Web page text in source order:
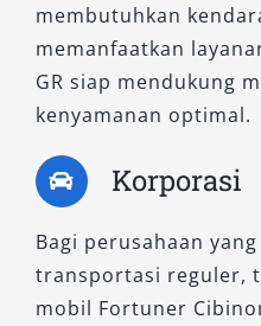
membutuhkan
memanfaatkan
GR siap mendukung
kenyamanan optimal.
Korporasi
Bagi perusahaan
transportasi reguler,
mobil Fortuner